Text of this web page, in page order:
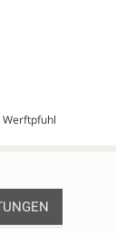
Werftpfuhl